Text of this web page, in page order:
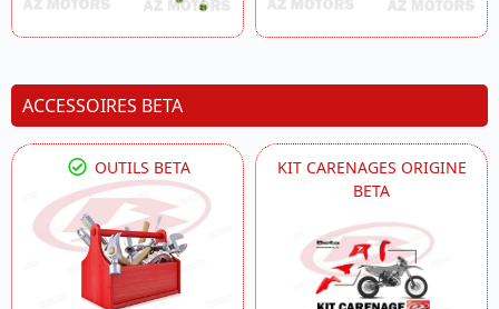
ACCESSOIRES BETA
OUTILS BETA
KIT CARENAGES ORIGINE
BETA